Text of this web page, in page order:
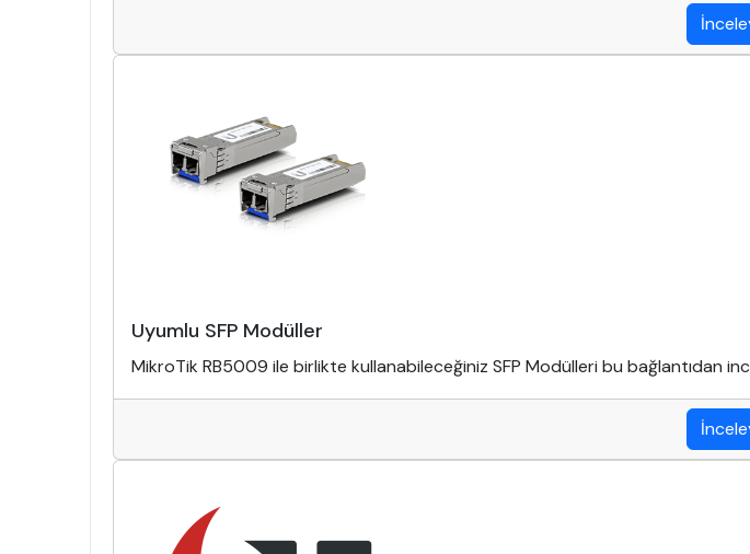
Uyumlu SFP Modüller
MikroTik RB5009 ile birlikte kullanabileceğiniz SFP Modülleri bu bağlantıdan